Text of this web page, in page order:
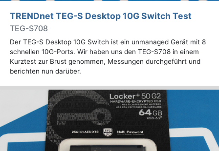
TRENDnet TEG-S Desktop 10G Switch Test
TEG-S708
Der TEG-S Desktop 10G Switch ist ein unmanaged Gerät mit 8
schnellen 10G-Ports. Wir haben uns den TEG-S708 in einem
Kurztest zur Brust genommen, Messungen durchgeführt und
berichten nun darüber.